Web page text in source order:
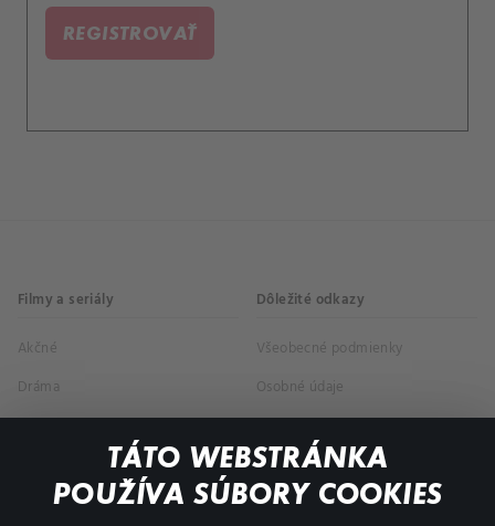
TÁTO WEBSTRÁNKA
POUŽÍVA SÚBORY COOKIES
REGISTROVAŤ
Filmy a seriály
Akčné
Dráma
Dôležité odkazy
Všeobecné podmienky
Osobné údaje